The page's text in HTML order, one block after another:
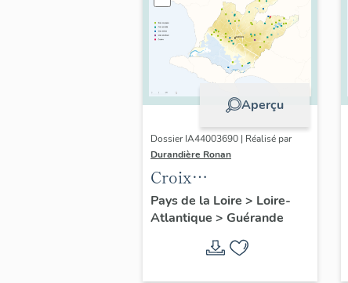
Aperçu
Dossier IA44003690 | Réalisé par
Durandière Ronan
Croix
monumentales,
croix de chemin,
calvaires et oratoires
Pays de la Loire > Loire-
Atlantique > Guérande